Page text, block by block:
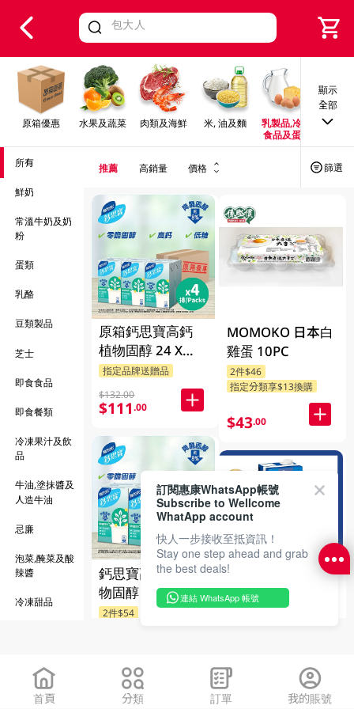
Valid Until 30 June 2026
原箱優惠 水果及蔬菜 肉類及海鮮 米, 油及麵
乳製品,冷凍
食品及蛋類
早餐
顯示
全部
所有
鮮奶
常溫牛奶及奶
粉
蛋類
乳酪
豆類製品
芝士
即食食品
即食餐類
冷凍果汁及飲
品
牛油,塗抹醬及
人造牛油
忌廉
泡菜,醃菜及酸
辣醬
冷凍甜品
及醬料
推薦 高銷量 價格 篩選
原箱鈣思寶高鈣
植物固醇 24 X
250ML
指定品牌送贈品
$132.00
$111.00
鈣思寶高鈣大豆植
物固醇 6 X 250ML
2件$54
$33
MOMOKO 日本白
雞蛋 10PC
2件$46
指定分類享$13換購
$43.00
Meadows 常溫全
脂奶 1LT
$25
首頁 分類 訂單 我的賬號
訂閱惠康WhatsApp帳號
Subscribe to Wellcome
WhatApp account
快人一步接收至抵資訊！
Stay one step ahead and grab
the best deals!
連結 WhatsApp 帳號